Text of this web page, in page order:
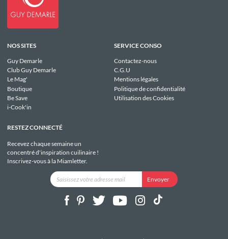
NOS SITES
Guy Demarle
Club Guy Demarle
Le Mag'
Boutique
Be Save
i-Cook'in
SERVICE CONSO
Contactez-nous
C.G.U
Mentions légales
Politique de confidentialité
Utilisation des Cookies
RESTEZ CONNECTÉ
Recevez chaque semaine un
concentré d'inspiration cuilinaire !
Inscrivez-vous à la Miamletter.